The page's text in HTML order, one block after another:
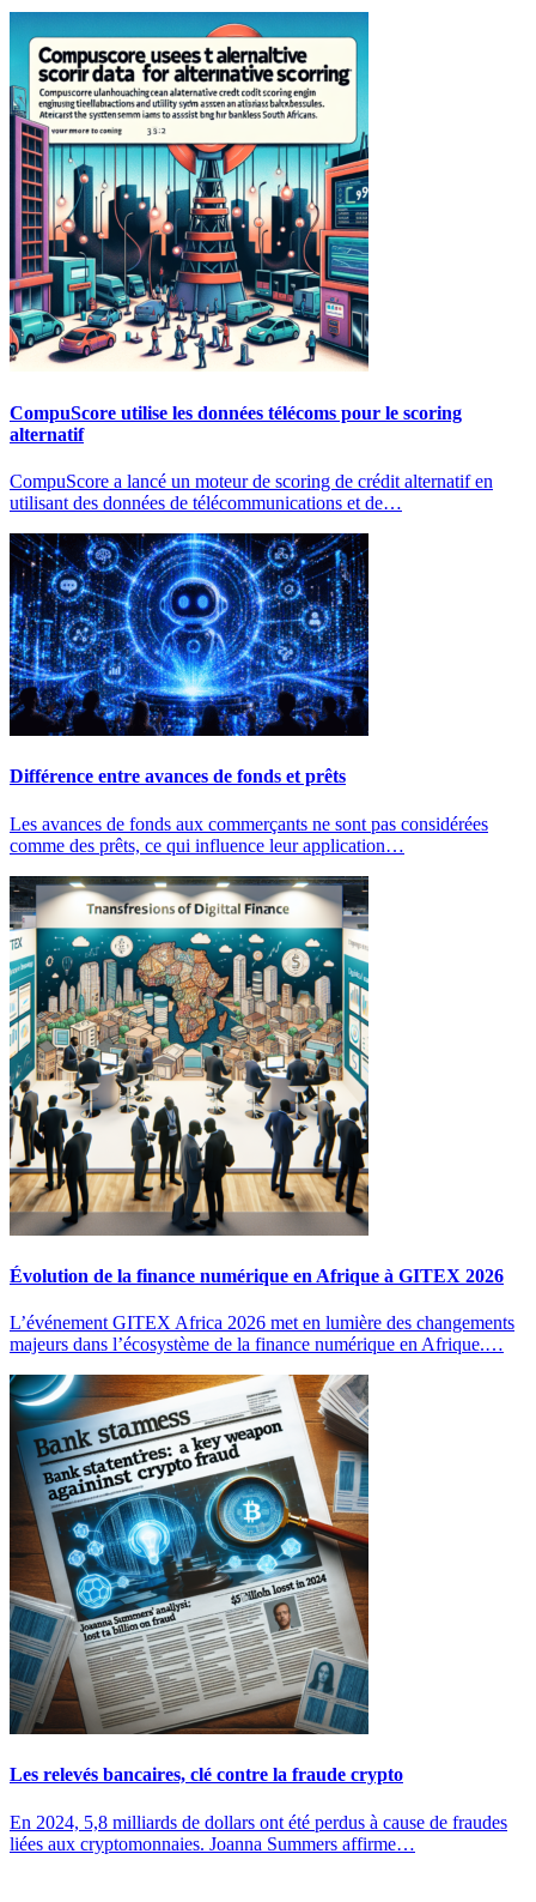
CompuScore utilise les données télécoms pour le scoring
alternatif
CompuScore a lancé un moteur de scoring de crédit alternatif en
utilisant des données de télécommunications et de…
Différence entre avances de fonds et prêts
Les avances de fonds aux commerçants ne sont pas considérées
comme des prêts, ce qui influence leur application…
Évolution de la finance numérique en Afrique à GITEX 2026
L’événement GITEX Africa 2026 met en lumière des changements
majeurs dans l’écosystème de la finance numérique en Afrique.…
Les relevés bancaires, clé contre la fraude crypto
En 2024, 5,8 milliards de dollars ont été perdus à cause de fraudes
liées aux cryptomonnaies. Joanna Summers affirme…